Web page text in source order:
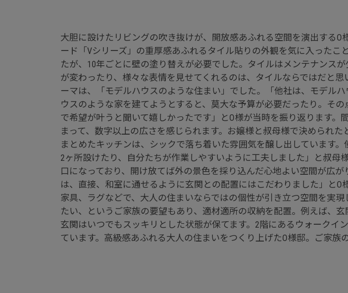
大胆に設けたリビングの吹き抜けが、開放感あふれる空間を演出する
ード「Vシリーズ」の重厚感あふれるタイル貼りの外観を気に入った
たが、10年ごとに壁の塗り替えが必要でした。タイルはメンテナンス
が変わったり、様々な表情を見せてくれるのは、タイルならではだと
ーマは、「モデルハウスのような住まい」でした。「他社は、モデル
ウスのような家を建てようとすると、莫大な予算が必要だったり。そ
で希望が叶うと聞いて嬉しかったです」とO様が当時を振り返ります。
まって、数字以上の広さを感じられます。お嬢様と叔母様で決められ
まとめたキッチンは、シックで落ち着いた雰囲気を醸し出しています
2ヶ所設けたり、自分たちが作業しやすいように工夫しました」と叔
口になっており、開け放てば外の景色を採り込んだ心地よい空間が広
は、直接、和室に通せるように玄関との配置にはこだわりました」と
家具、ラグなどで、大人の住まいならではの個性が引き立つ空間を実
たい、というご家族の要望もあり、適材適所の収納を配置。例えば、
玄関はいつでもスッキリとした状態が保てます。2階にあるウォークイ
ています。高級感あふれる大人の住まいをつくり上げたO様邸。ご家族